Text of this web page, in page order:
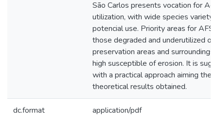
São Carlos presents vocation for
utilization, with wide species variety
potencial use. Priority areas for
those degraded and underutilized
preservation areas and
high susceptible of erosion. It is
with a practical approach aiming the
theoretical results obtained.
dc.format application/pdf